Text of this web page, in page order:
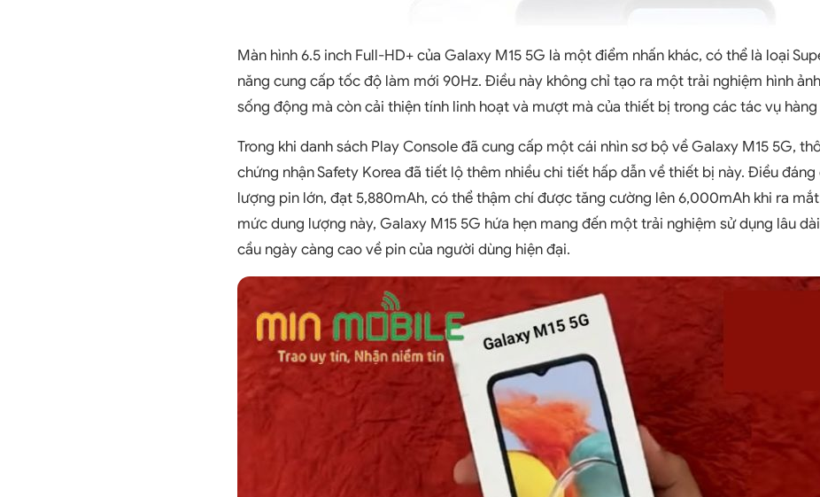
Màn hình 6.5 inch Full-HD+ của Galaxy M15 5G là một điểm nhấn khác, có thể là loại
năng cung cấp tốc độ làm mới 90Hz. Điều này không chỉ tạo ra một trải nghiệm hình
sống động mà còn cải thiện tính linh hoạt và mượt mà của thiết bị trong các tác vụ hàng
Trong khi danh sách Play Console đã cung cấp một cái nhìn sơ bộ về Galaxy M15 5G,
chứng nhận Safety Korea đã tiết lộ thêm nhiều chi tiết hấp dẫn về thiết bị này. Điều đáng
lượng pin lớn, đạt 5,880mAh, có thể thậm chí được tăng cường lên 6,000mAh khi ra
mức dung lượng này, Galaxy M15 5G hứa hẹn mang đến một trải nghiệm sử dụng lâu
cầu ngày càng cao về pin của người dùng hiện đại.